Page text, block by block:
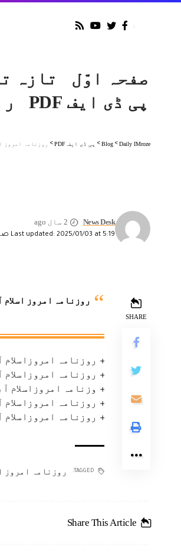
صفحہ اوّل تازہ
پی ڈی ایف PDF
Daily IMroze
>
Blog
> پی ڈی ایف PDF > روزنامہ امروز اسلام
Last updated: 2025/01/03 at 5:19 صبح
News Desk 2 سال ago
SHARE
روزنامہ امروز اسلام آباد
روزنامہ امروزاسلام آباد
روزنامہ امروزاسلام آباد
وزنامہ امروزاسلام آباد
روزنامہ امروزاسلام آباد
روزنامہ امروزاسلام آباد
TAGGED: روزنامہ امروز اسلام
Share This Article